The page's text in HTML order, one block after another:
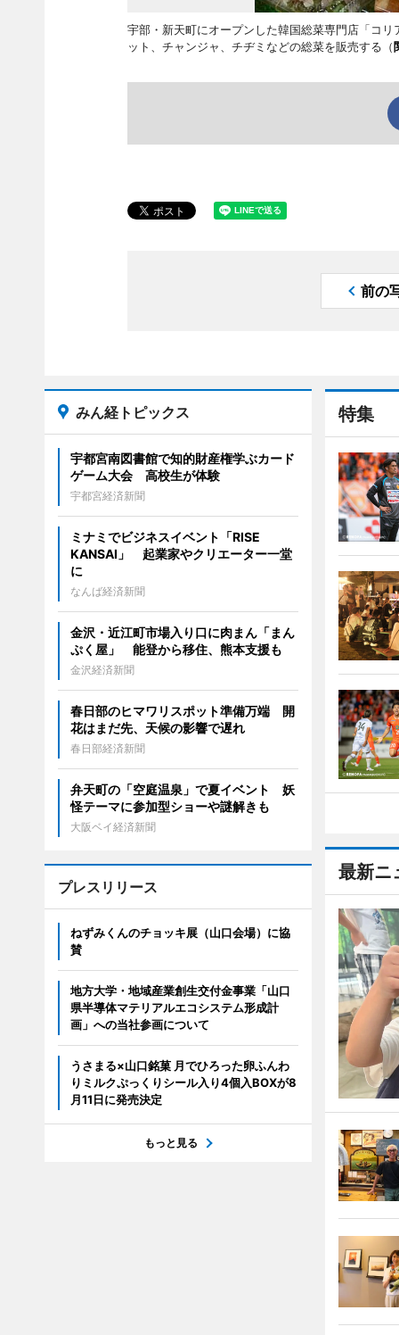
宇部・新天町にオープンした韓国総菜専門店「コ
ット、チャンジャ、チヂミなどの総菜を販売する（
前の
特集
最新ニ
みん経トピックス
宇都宮南図書館で知的財産権学ぶカード
ゲーム大会 高校生が体験
宇都宮経済新聞
ミナミでビジネスイベント「RISE
KANSAI」 起業家やクリエーター一堂
に
なんば経済新聞
金沢・近江町市場入り口に肉まん「まん
ぷく屋」 能登から移住、熊本支援も
金沢経済新聞
春日部のヒマワリスポット準備万端 開
花はまだ先、天候の影響で遅れ
春日部経済新聞
弁天町の「空庭温泉」で夏イベント 妖
怪テーマに参加型ショーや謎解きも
大阪ベイ経済新聞
プレスリリース
ねずみくんのチョッキ展（山口会場）に協
賛
地方大学・地域産業創生交付金事業「山口
県半導体マテリアルエコシステム形成計
画」への当社参画について
うさまる×山口銘菓 月でひろった卵ふんわ
りミルクぷっくりシール入り4個入BOXが8
月11日に発売決定
もっと見る